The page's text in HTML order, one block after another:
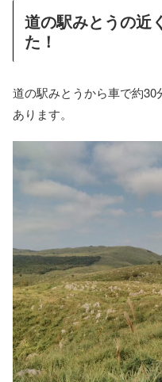
道の駅みとうの近
た！
道の駅みとうから車で約
あります。